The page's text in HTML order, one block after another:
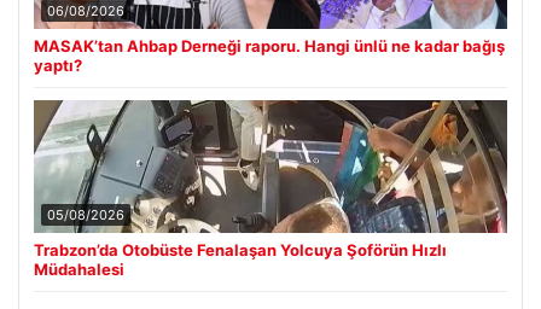
06/08/2026
MASAK’tan Ahbap Derneği raporu. Hangi ünlü ne kadar bağış
yaptı?
05/08/2026
Trabzon’da Otobüste Fenalaşan Yolcuya Şoförün Hızlı
Müdahalesi